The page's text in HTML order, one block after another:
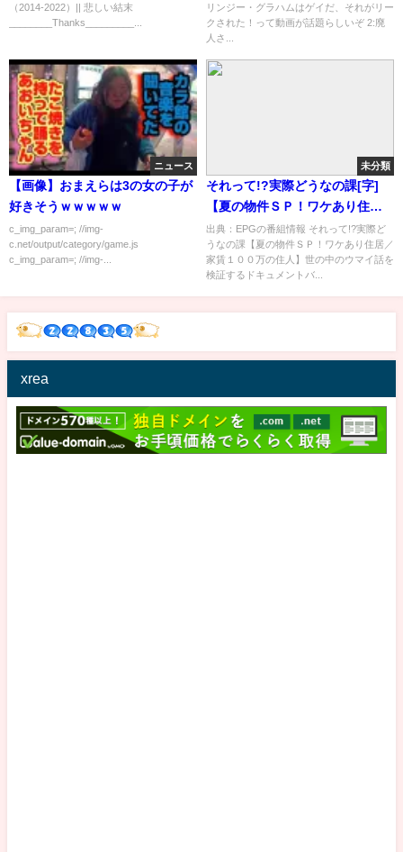
（2014-2022）|| 悲しい結末
________Thanks_________...
リンジー・グラハムはゲイだ、それがリー
クされた！って動画が話題らしいぞ 2:廃
人さ...
ニュース
【画像】おまえらは3の女の子が
好きそうｗｗｗｗｗ
c_img_param=; //img-
c.net/output/category/game.js
c_img_param=; //img-...
未分類
それって!?実際どうなの課[字]
【夏の物件ＳＰ！ワケあり住居
／家賃１００万の住人】…の番
組内容解析まとめ
出典：EPGの番組情報 それって!?実際ど
うなの課【夏の物件ＳＰ！ワケあり住居／
家賃１００万の住人】世の中のウマイ話を
検証するドキュメントバ...
xrea